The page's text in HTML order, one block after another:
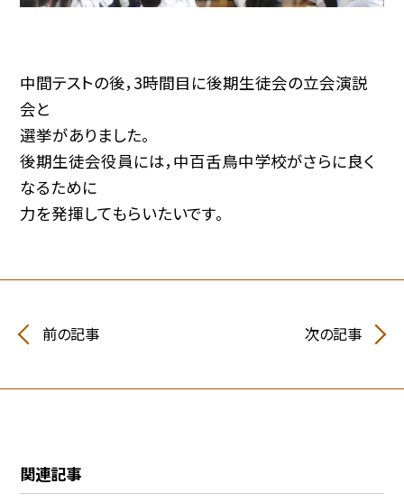
中間テストの後，3時間目に後期生徒会の立会演説
会と
選挙がありました。
後期生徒会役員には，中百舌鳥中学校がさらに良く
なるために
力を発揮してもらいたいです。
前の記事 次の記事
関連記事